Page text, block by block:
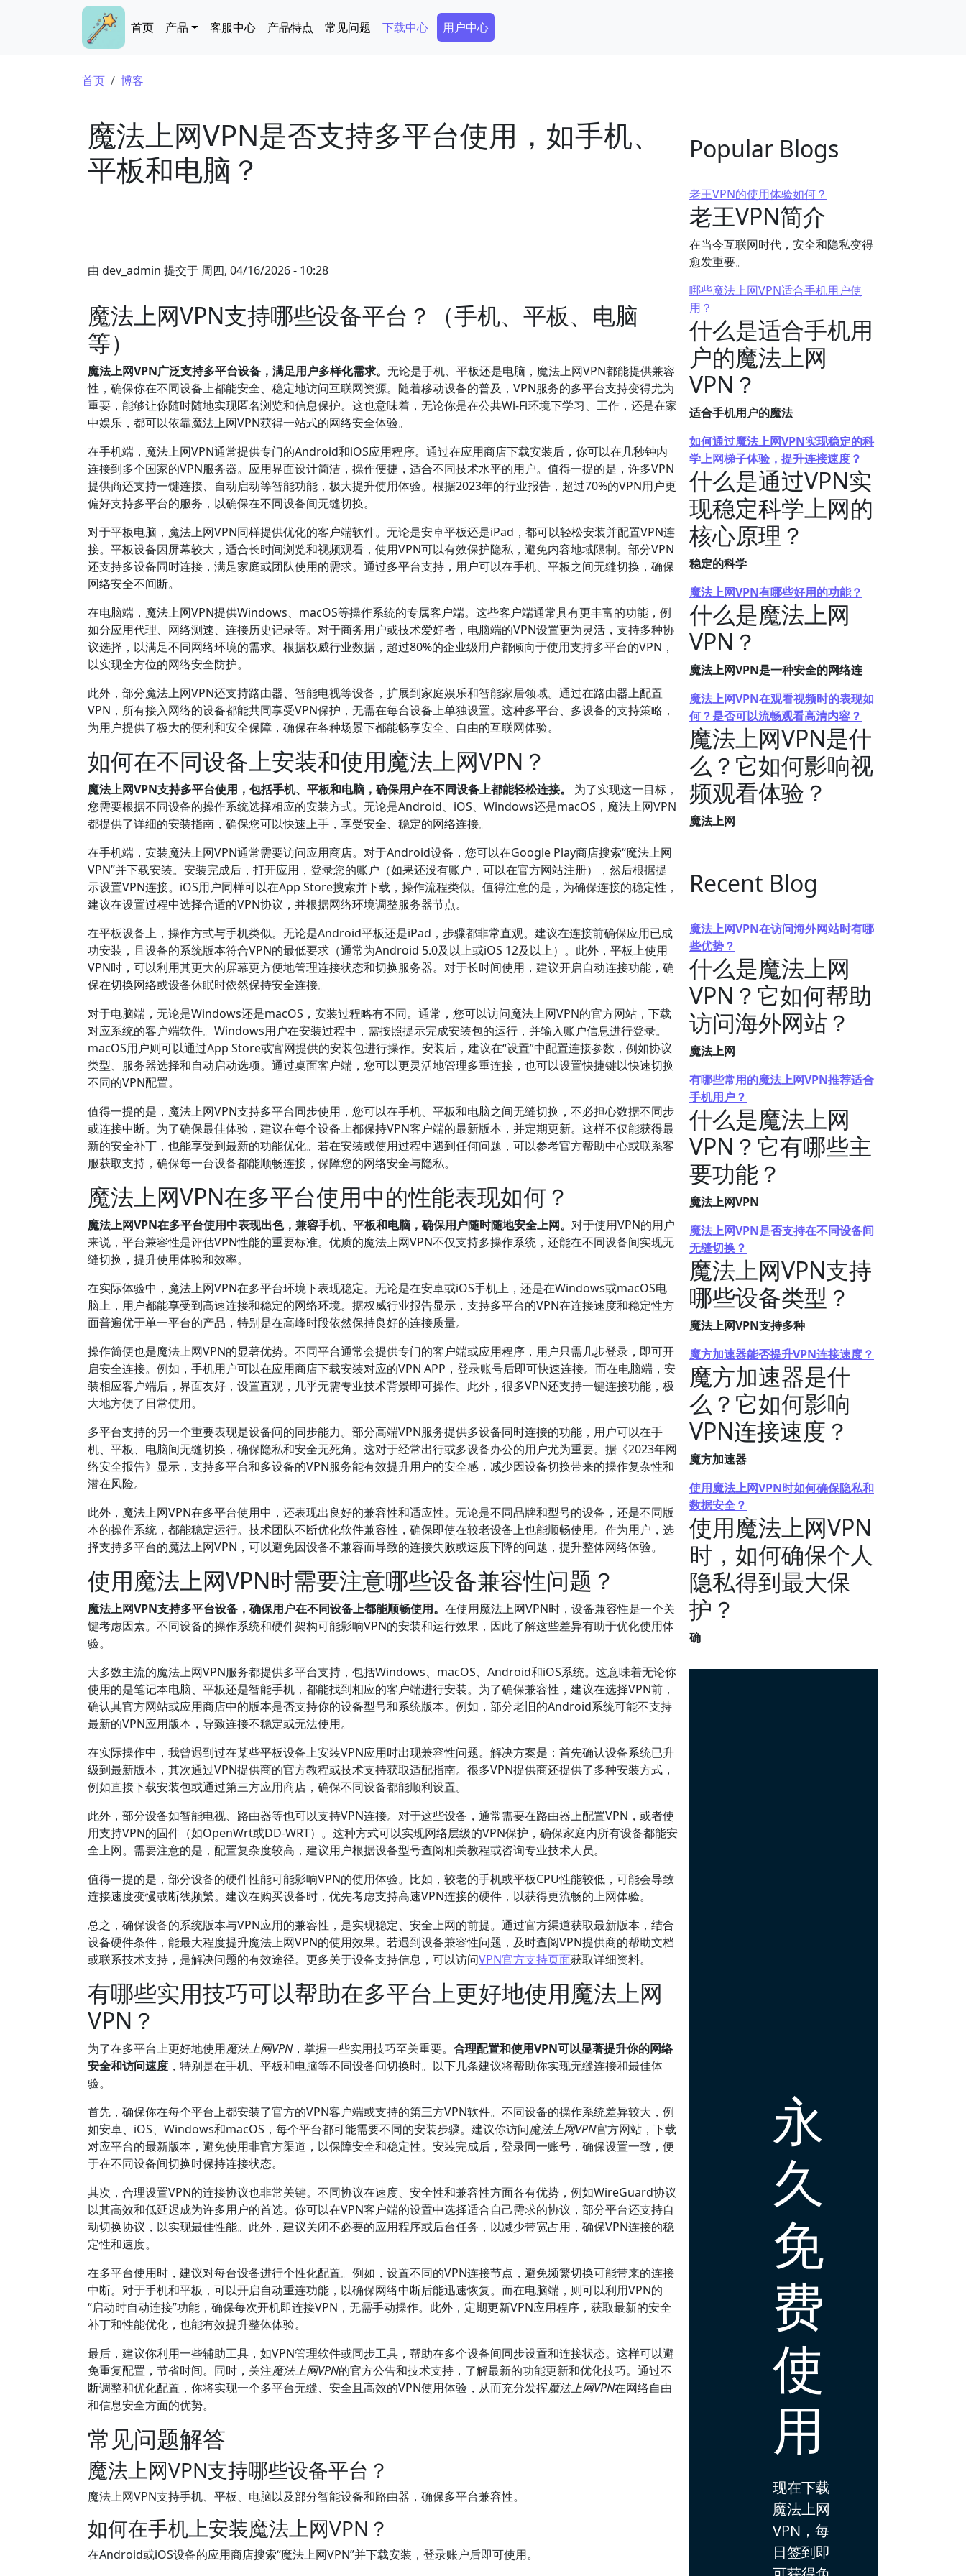
Main navigation
首页 产品 客服中心 产品特点 常见问题 下载中心 Secondary Menu
用户中心
面包屑
首页 博客
魔法上网VPN是否支持多平台使用，如手机、
平板和电脑？
由 dev_admin 提交于 周四, 04/16/2026 - 10:28
魔法上网VPN支持哪些设备平台？（手机、平板、电脑
等）
魔法上网VPN广泛支持多平台设备，满足用户多样化需求。 无论是手机、平板还是电脑，魔法上网VPN都能提供兼容
性，确保你在不同设备上都能安全、稳定地访问互联网资源。随着移动设备的普及，VPN服务的多平台支持变得尤为
重要，能够让你随时随地实现匿名浏览和信息保护。这也意味着，无论你是在公共Wi-Fi环境下学习、工作，还是在家
中娱乐，都可以依靠魔法上网VPN获得一站式的网络安全体验。
在手机端，魔法上网VPN通常提供专门的Android和iOS应用程序。通过在应用商店下载安装后，你可以在几秒钟内
连接到多个国家的VPN服务器。应用界面设计简洁，操作便捷，适合不同技术水平的用户。值得一提的是，许多VPN
提供商还支持一键连接、自动启动等智能功能，极大提升使用体验。根据2023年的行业报告，超过70%的VPN用户更
偏好支持多平台的服务，以确保在不同设备间无缝切换。
对于平板电脑，魔法上网VPN同样提供优化的客户端软件。无论是安卓平板还是iPad，都可以轻松安装并配置VPN连
接。平板设备因屏幕较大，适合长时间浏览和视频观看，使用VPN可以有效保护隐私，避免内容地域限制。部分VPN
还支持多设备同时连接，满足家庭或团队使用的需求。通过多平台支持，用户可以在手机、平板之间无缝切换，确保
网络安全不间断。
在电脑端，魔法上网VPN提供Windows、macOS等操作系统的专属客户端。这些客户端通常具有更丰富的功能，例
如分应用代理、网络测速、连接历史记录等。对于商务用户或技术爱好者，电脑端的VPN设置更为灵活，支持多种协
议选择，以满足不同网络环境的需求。根据权威行业数据，超过80%的企业级用户都倾向于使用支持多平台的VPN，
以实现全方位的网络安全防护。
此外，部分魔法上网VPN还支持路由器、智能电视等设备，扩展到家庭娱乐和智能家居领域。通过在路由器上配置
VPN，所有接入网络的设备都能共同享受VPN保护，无需在每台设备上单独设置。这种多平台、多设备的支持策略，
为用户提供了极大的便利和安全保障，确保在各种场景下都能畅享安全、自由的互联网体验。
如何在不同设备上安装和使用魔法上网VPN？
魔法上网VPN支持多平台使用，包括手机、平板和电脑，确保用户在不同设备上都能轻松连接。 为了实现这一目标，
您需要根据不同设备的操作系统选择相应的安装方式。无论是Android、iOS、Windows还是macOS，魔法上网VPN
都提供了详细的安装指南，确保您可以快速上手，享受安全、稳定的网络连接。
在手机端，安装魔法上网VPN通常需要访问应用商店。对于Android设备，您可以在Google Play商店搜索“魔法上网
VPN”并下载安装。安装完成后，打开应用，登录您的账户（如果还没有账户，可以在官方网站注册），然后根据提
示设置VPN连接。iOS用户同样可以在App Store搜索并下载，操作流程类似。值得注意的是，为确保连接的稳定性，
建议在设置过程中选择合适的VPN协议，并根据网络环境调整服务器节点。
在平板设备上，操作方式与手机类似。无论是Android平板还是iPad，步骤都非常直观。建议在连接前确保应用已成
功安装，且设备的系统版本符合VPN的最低要求（通常为Android 5.0及以上或iOS 12及以上）。此外，平板上使用
VPN时，可以利用其更大的屏幕更方便地管理连接状态和切换服务器。对于长时间使用，建议开启自动连接功能，确
保在切换网络或设备休眠时依然保持安全连接。
对于电脑端，无论是Windows还是macOS，安装过程略有不同。通常，您可以访问魔法上网VPN的官方网站，下载
对应系统的客户端软件。Windows用户在安装过程中，需按照提示完成安装包的运行，并输入账户信息进行登录。
macOS用户则可以通过App Store或官网提供的安装包进行操作。安装后，建议在“设置”中配置连接参数，例如协议
类型、服务器选择和自动启动选项。通过桌面客户端，您可以更灵活地管理多重连接，也可以设置快捷键以快速切换
不同的VPN配置。
值得一提的是，魔法上网VPN支持多平台同步使用，您可以在手机、平板和电脑之间无缝切换，不必担心数据不同步
或连接中断。为了确保最佳体验，建议在每个设备上都保持VPN客户端的最新版本，并定期更新。这样不仅能获得最
新的安全补丁，也能享受到最新的功能优化。若在安装或使用过程中遇到任何问题，可以参考官方帮助中心或联系客
服获取支持，确保每一台设备都能顺畅连接，保障您的网络安全与隐私。
魔法上网VPN在多平台使用中的性能表现如何？
魔法上网VPN在多平台使用中表现出色，兼容手机、平板和电脑，确保用户随时随地安全上网。 对于使用VPN的用户
来说，平台兼容性是评估VPN性能的重要标准。优质的魔法上网VPN不仅支持多操作系统，还能在不同设备间实现无
缝切换，提升使用体验和效率。
在实际体验中，魔法上网VPN在多平台环境下表现稳定。无论是在安卓或iOS手机上，还是在Windows或macOS电
脑上，用户都能享受到高速连接和稳定的网络环境。据权威行业报告显示，支持多平台的VPN在连接速度和稳定性方
面普遍优于单一平台的产品，特别是在高峰时段依然保持良好的连接质量。
操作简便也是魔法上网VPN的显著优势。不同平台通常会提供专门的客户端或应用程序，用户只需几步登录，即可开
启安全连接。例如，手机用户可以在应用商店下载安装对应的VPN APP，登录账号后即可快速连接。而在电脑端，安
装相应客户端后，界面友好，设置直观，几乎无需专业技术背景即可操作。此外，很多VPN还支持一键连接功能，极
大地方便了日常使用。
多平台支持的另一个重要表现是设备间的同步能力。部分高端VPN服务提供多设备同时连接的功能，用户可以在手
机、平板、电脑间无缝切换，确保隐私和安全无死角。这对于经常出行或多设备办公的用户尤为重要。据《2023年网
络安全报告》显示，支持多平台和多设备的VPN服务能有效提升用户的安全感，减少因设备切换带来的操作复杂性和
潜在风险。
此外，魔法上网VPN在多平台使用中，还表现出良好的兼容性和适应性。无论是不同品牌和型号的设备，还是不同版
本的操作系统，都能稳定运行。技术团队不断优化软件兼容性，确保即使在较老设备上也能顺畅使用。作为用户，选
择支持多平台的魔法上网VPN，可以避免因设备不兼容而导致的连接失败或速度下降的问题，提升整体网络体验。
使用魔法上网VPN时需要注意哪些设备兼容性问题？
魔法上网VPN支持多平台设备，确保用户在不同设备上都能顺畅使用。 在使用魔法上网VPN时，设备兼容性是一个关
键考虑因素。不同设备的操作系统和硬件架构可能影响VPN的安装和运行效果，因此了解这些差异有助于优化使用体
验。
大多数主流的魔法上网VPN服务都提供多平台支持，包括Windows、macOS、Android和iOS系统。这意味着无论你
使用的是笔记本电脑、平板还是智能手机，都能找到相应的客户端进行安装。为了确保兼容性，建议在选择VPN前，
确认其官方网站或应用商店中的版本是否支持你的设备型号和系统版本。例如，部分老旧的Android系统可能不支持
最新的VPN应用版本，导致连接不稳定或无法使用。
在实际操作中，我曾遇到过在某些平板设备上安装VPN应用时出现兼容性问题。解决方案是：首先确认设备系统已升
级到最新版本，其次通过VPN提供商的官方教程或技术支持获取适配指南。很多VPN提供商还提供了多种安装方式，
例如直接下载安装包或通过第三方应用商店，确保不同设备都能顺利设置。
此外，部分设备如智能电视、路由器等也可以支持VPN连接。对于这些设备，通常需要在路由器上配置VPN，或者使
用支持VPN的固件（如OpenWrt或DD-WRT）。这种方式可以实现网络层级的VPN保护，确保家庭内所有设备都能安
全上网。需要注意的是，配置复杂度较高，建议用户根据设备型号查阅相关教程或咨询专业技术人员。
值得一提的是，部分设备的硬件性能可能影响VPN的使用体验。比如，较老的手机或平板CPU性能较低，可能会导致
连接速度变慢或断线频繁。建议在购买设备时，优先考虑支持高速VPN连接的硬件，以获得更流畅的上网体验。
总之，确保设备的系统版本与VPN应用的兼容性，是实现稳定、安全上网的前提。通过官方渠道获取最新版本，结合
设备硬件条件，能最大程度提升魔法上网VPN的使用效果。若遇到设备兼容性问题，及时查阅VPN提供商的帮助文档
或联系技术支持，是解决问题的有效途径。更多关于设备支持信息，可以访问VPN官方支持页面获取详细资料。
有哪些实用技巧可以帮助在多平台上更好地使用魔法上网
VPN？
为了在多平台上更好地使用魔法上网VPN，掌握一些实用技巧至关重要。 合理配置和使用VPN可以显著提升你的网络
安全和访问速度 ，特别是在手机、平板和电脑等不同设备间切换时。以下几条建议将帮助你实现无缝连接和最佳体
验。
首先，确保你在每个平台上都安装了官方的VPN客户端或支持的第三方VPN软件。不同设备的操作系统差异较大，例
如安卓、iOS、Windows和macOS，每个平台都可能需要不同的安装步骤。建议你访问魔法上网VPN官方网站，下载
对应平台的最新版本，避免使用非官方渠道，以保障安全和稳定性。安装完成后，登录同一账号，确保设置一致，便
于在不同设备间切换时保持连接状态。
其次，合理设置VPN的连接协议也非常关键。不同协议在速度、安全性和兼容性方面各有优势，例如WireGuard协议
以其高效和低延迟成为许多用户的首选。你可以在VPN客户端的设置中选择适合自己需求的协议，部分平台还支持自
动切换协议，以实现最佳性能。此外，建议关闭不必要的应用程序或后台任务，以减少带宽占用，确保VPN连接的稳
定性和速度。
在多平台使用时，建议对每台设备进行个性化配置。例如，设置不同的VPN连接节点，避免频繁切换可能带来的连接
中断。对于手机和平板，可以开启自动重连功能，以确保网络中断后能迅速恢复。而在电脑端，则可以利用VPN的
“启动时自动连接”功能，确保每次开机即连接VPN，无需手动操作。此外，定期更新VPN应用程序，获取最新的安全
补丁和性能优化，也能有效提升整体体验。
最后，建议你利用一些辅助工具，如VPN管理软件或同步工具，帮助在多个设备间同步设置和连接状态。这样可以避
免重复配置，节省时间。同时，关注魔法上网VPN的官方公告和技术支持，了解最新的功能更新和优化技巧。通过不
断调整和优化配置，你将实现一个多平台无缝、安全且高效的VPN使用体验，从而充分发挥魔法上网VPN在网络自由
和信息安全方面的优势。
常见问题解答
魔法上网VPN支持哪些设备平台？
魔法上网VPN支持手机、平板、电脑以及部分智能设备和路由器，确保多平台兼容性。
如何在手机上安装魔法上网VPN？
在Android或iOS设备的应用商店搜索“魔法上网VPN”并下载安装，登录账户后即可使用。
Popular Blogs
老王VPN的使用体验如何？
老王VPN简介
在当今互联网时代，安全和隐私变得
愈发重要。
哪些魔法上网VPN适合手机用户使
用？
什么是适合手机用
户的魔法上网
VPN？
适合手机用户的魔法
如何通过魔法上网VPN实现稳定的科
学上网梯子体验，提升连接速度？
什么是通过VPN实
现稳定科学上网的
核心原理？
稳定的科学
魔法上网VPN有哪些好用的功能？
什么是魔法上网
VPN？
魔法上网VPN是一种安全的网络连
魔法上网VPN在观看视频时的表现如
何？是否可以流畅观看高清内容？
魔法上网VPN是什
么？它如何影响视
频观看体验？
魔法上网
Recent Blog
魔法上网VPN在访问海外网站时有哪
些优势？
什么是魔法上网
VPN？它如何帮助
访问海外网站？
魔法上网
有哪些常用的魔法上网VPN推荐适合
手机用户？
什么是魔法上网
VPN？它有哪些主
要功能？
魔法上网VPN
魔法上网VPN是否支持在不同设备间
无缝切换？
魔法上网VPN支持
哪些设备类型？
魔法上网VPN支持多种
魔方加速器能否提升VPN连接速度？
魔方加速器是什
么？它如何影响
VPN连接速度？
魔方加速器
使用魔法上网VPN时如何确保隐私和
数据安全？
使用魔法上网VPN
时，如何确保个人
隐私得到最大保
护？
确
永
久
免
费
使
用
现在下载
魔法上网
VPN，每
日签到即